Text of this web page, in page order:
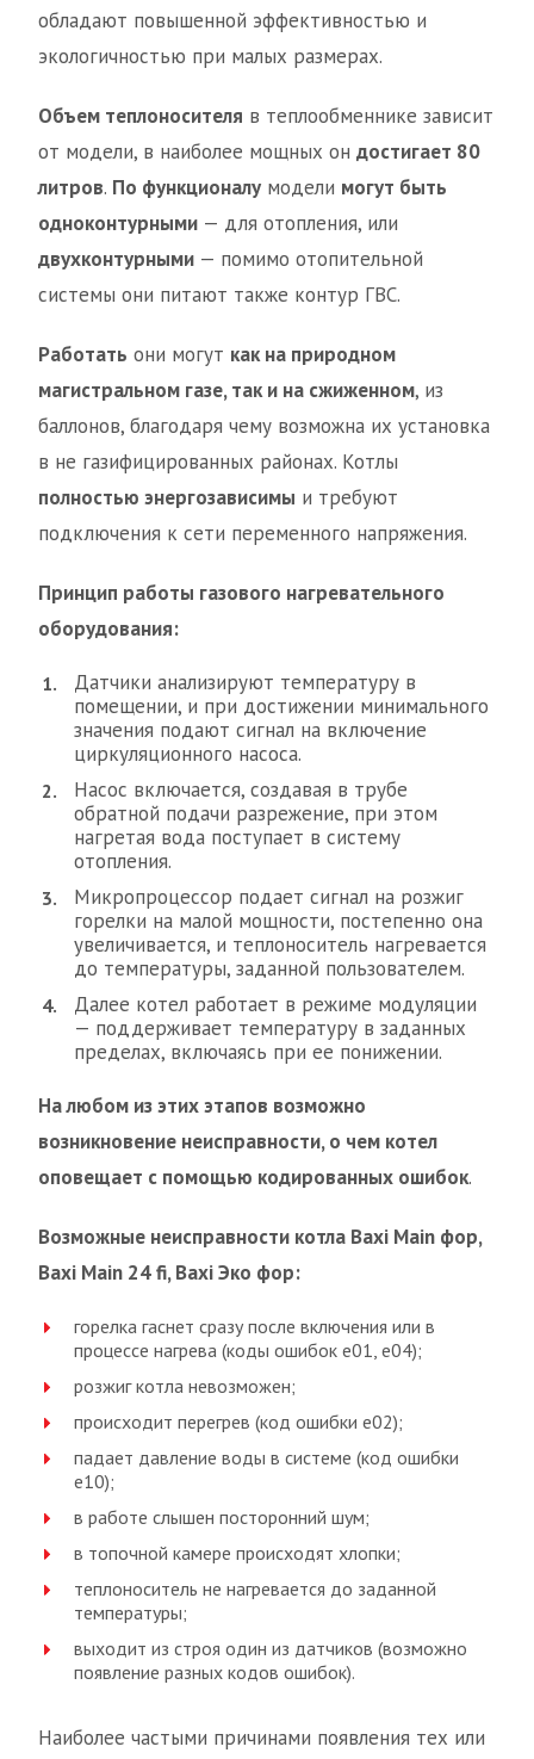
обладают повышенной эффективностью и
экологичностью при малых размерах.
Объем теплоносителя в теплообменнике зависит
от модели, в наиболее мощных он достигает 80
литров. По функционалу модели могут быть
одноконтурными — для отопления, или
двухконтурными — помимо отопительной
системы они питают также контур ГВС.
Работать они могут как на природном
магистральном газе, так и на сжиженном, из
баллонов, благодаря чему возможна их установка
в не газифицированных районах. Котлы
полностью энергозависимы и требуют
подключения к сети переменного напряжения.
Принцип работы газового нагревательного
оборудования:
Датчики анализируют температуру в
помещении, и при достижении минимального
значения подают сигнал на включение
циркуляционного насоса.
Насос включается, создавая в трубе
обратной подачи разрежение, при этом
нагретая вода поступает в систему
отопления.
Микропроцессор подает сигнал на розжиг
горелки на малой мощности, постепенно она
увеличивается, и теплоноситель нагревается
до температуры, заданной пользователем.
Далее котел работает в режиме модуляции
— поддерживает температуру в заданных
пределах, включаясь при ее понижении.
На любом из этих этапов возможно
возникновение неисправности, о чем котел
оповещает с помощью кодированных ошибок.
Возможные неисправности котла Baxi Main фор,
Baxi Main 24 fi, Baxi Эко фор:
горелка гаснет сразу после включения или в
процессе нагрева (коды ошибок е01, е04);
розжиг котла невозможен;
происходит перегрев (код ошибки е02);
падает давление воды в системе (код ошибки
е10);
в работе слышен посторонний шум;
в топочной камере происходят хлопки;
теплоноситель не нагревается до заданной
температуры;
выходит из строя один из датчиков (возможно
появление разных кодов ошибок).
Наиболее частыми причинами появления тех или